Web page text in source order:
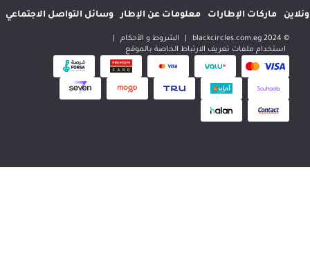
معلومات عن الإطار وسائل التواصل الاجتماعي المواقع الدولية
| الشروط و الأحكام
تعريف الارتباط الخاصة بالموقع